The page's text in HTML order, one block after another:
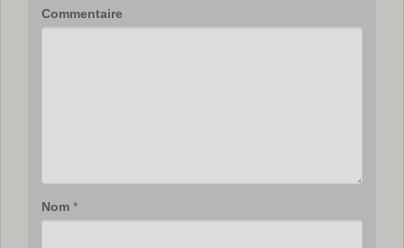
Commentaire
Nom *